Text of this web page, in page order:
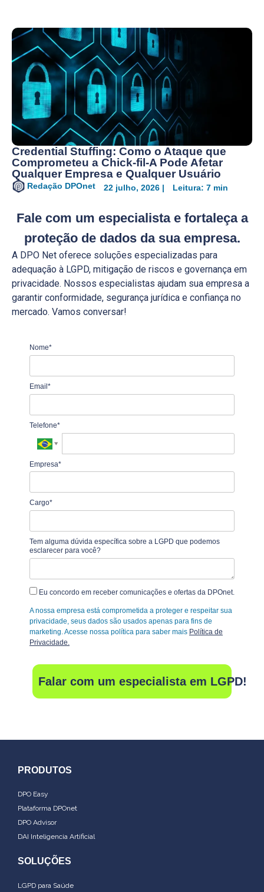
Credential Stuffing: Como o Ataque que
Comprometeu a Chick-fil-A Pode Afetar
Qualquer Empresa e Qualquer Usuário
Redação DPOnet 22 julho, 2026 | Leitura: 7 min
Fale com um especialistae fortaleça a
proteção de dados da sua empresa.
A DPO Net oferece soluções especializadas para
adequação à LGPD, mitigação de riscos e governança em
privacidade. Nossos especialistas ajudam sua empresa a
garantir conformidade, segurança jurídica e confiança no
mercado. Vamos conversar!
Nome*
Email*
Telefone*
Empresa*
Cargo*
Tem alguma dúvida específica sobre a LGPD que podemos
esclarecer para você?
Eu concordo em receber comunicações e ofertas da DPOnet.
A nossa empresa está comprometida a proteger e respeitar sua
privacidade, seus dados são usados apenas para fins de
marketing. Acesse nossa política para saber mais Política de
Privacidade.
Falar com um especialista em LGPD!
PRODUTOS
DPO Easy
Plataforma DPOnet
DPO Advisor
DAI Inteligencia Artificial
SOLUÇÕES
LGPD para Saúde